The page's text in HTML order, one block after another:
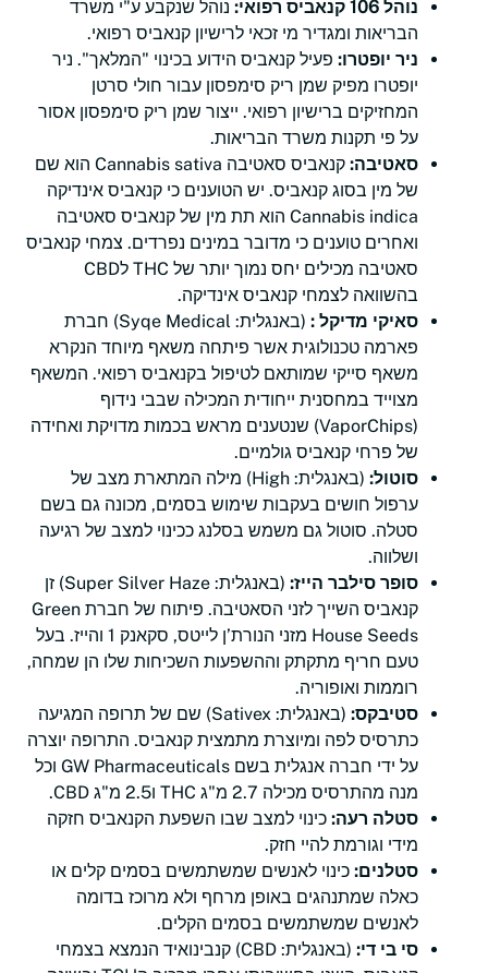
נוהל 106 קנאביס רפואי:
נוהל שנקבע ע"י משרד
הבריאות ומגדיר מי זכאי לרישיון קנאביס רפואי.
ניר יופטרו: פעיל קנאביס הידוע בכינוי "המלאך". ניר
יופטרו מפיק שמן ריק סימפסון עבור חולי סרטן
המחזיקים ברישיון רפואי. ייצור שמן ריק סימפסון אסור
על פי תקנות משרד הבריאות.
סאטיבה:
קנאביס סאטיבה Cannabis sativa הוא שם
של מין בסוג קנאביס. יש הטוענים כי קנאביס אינדיקה
Cannabis indica הוא תת מין של קנאביס סאטיבה
ואחרים טוענים כי מדובר במינים נפרדים. צמחי קנאביס
סאטיבה מכילים יחס נמוך יותר של THC לCBD
בהשוואה לצמחי קנאביס אינדיקה.
סאיקי מדיקל :
(באנגלית: Syqe Medical) חברת
פארמה טכנולוגית אשר פיתחה משאף מיוחד הנקרא
משאף סייקי שמותאם לטיפול בקנאביס רפואי. המשאף
מצוייד במחסנית ייחודית המכילה שבבי נידוף
(VaporChips) שנטענים מראש בכמות מדויקת ואחידה
של פרחי קנאביס גולמיים.
סוטול:
(באנגלית: High) מילה המתארת מצב של
ערפול חושים בעקבות שימוש בסמים, מכונה גם בשם
סטלה. סוטול גם משמש בסלנג ככינוי למצב של רגיעה
ושלווה.
סופר סילבר הייז:
(באנגלית: Super Silver Haze) זן
קנאביס השייך לזני הסאטיבה. פיתוח של חברת Green
House Seeds מזני הנורת’ן לייטס, סקאנק 1 והייז. בעל
טעם חריף מתקתק וההשפעות השכיחות שלו הן שמחה,
רוממות ואופוריה.
סטיבקס:
(באנגלית: Sativex) שם של תרופה המגיעה
כתרסיס לפה ומיוצרת מתמצית קנאביס. התרופה יוצרה
על ידי חברה אנגלית בשם GW Pharmaceuticals וכל
מנה מהתרסיס מכילה 2.7 מ"ג THC ו2.5 מ"ג CBD.
סטלה רעה: כינוי למצב שבו השפעת הקנאביס חזקה
מידי וגורמת להיי חזק.
סטלנים: כינוי לאנשים שמשתמשים בסמים קלים או
כאלה שמתנהגים באופן מרחף ולא מרוכז בדומה
לאנשים שמשתמשים בסמים הקלים.
סי בי די:
(באנגלית: CBD) קנבינואיד הנמצא בצמחי